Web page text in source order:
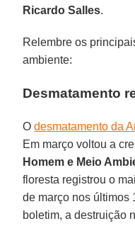
Ricardo Salles.
Relembre os
ambiente:
Desmatamento
Odesmatamento da
Em março voltou a
Homem e Meio
floresta registrou o
de março nos últimos
boletim, a destruição